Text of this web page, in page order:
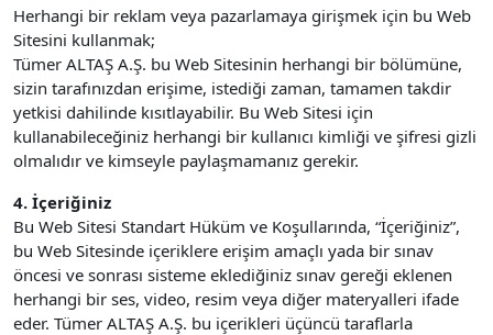
Herhangi bir reklam veya pazarlamaya girişmek için bu Web
Sitesini kullanmak;
Tümer ALTAŞ A.Ş. bu Web Sitesinin herhangi bir bölümüne,
sizin tarafınızdan erişime, istediği zaman, tamamen takdir
yetkisi dahilinde kısıtlayabilir. Bu Web Sitesi için
kullanabileceğiniz herhangi bir kullanıcı kimliği ve şifresi gizli
olmalıdır ve kimseyle paylaşmamanız gerekir.
4. İçeriğiniz
Bu Web Sitesi Standart Hüküm ve Koşullarında, “İçeriğiniz”,
bu Web Sitesinde içeriklere erişim amaçlı yada bir sınav
öncesi ve sonrası sisteme eklediğiniz sınav gereği eklenen
herhangi bir ses, video, resim veya diğer materyalleri ifade
eder. Tümer ALTAŞ A.Ş. bu içerikleri üçüncü taraflarla